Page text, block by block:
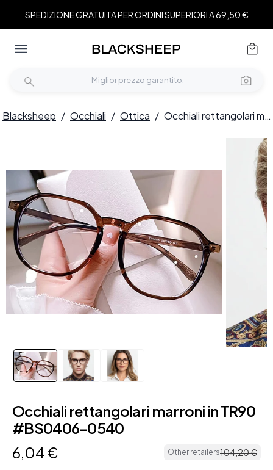
SPEDIZIONE GRATUITA PER ORDINI SUPERIORI A 69,50 €
Blacksheep / Occhiali / Ottica / Occhiali rettangolari marroni in TR90 #BS0406-0540
Occhiali rettangolari marroni in TR90
#BS0406-0540
6,04 € Other retailers104,20€